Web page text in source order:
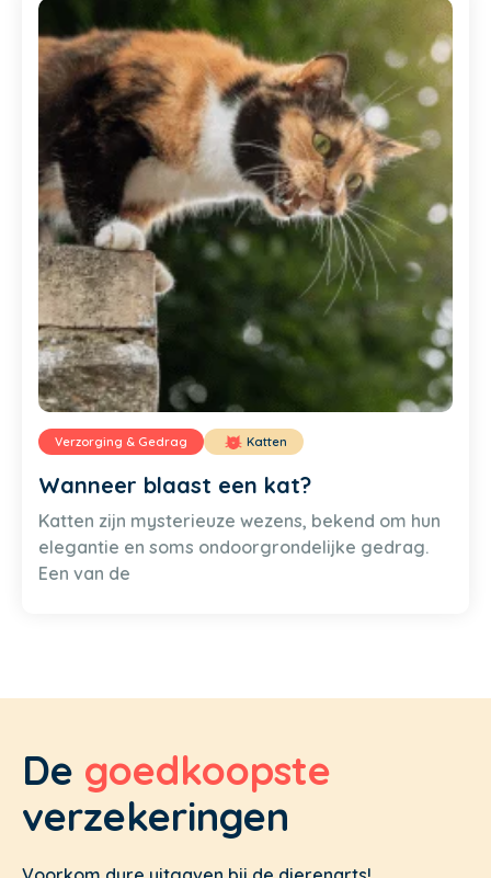
Verzorging & Gedrag Katten
Wanneer blaast een kat?
Katten zijn mysterieuze wezens, bekend om hun
elegantie en soms ondoorgrondelijke gedrag.
Een van de
De goedkoopste
verzekeringen